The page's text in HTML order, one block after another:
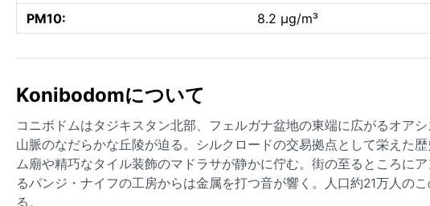
PM10:
8.2 µg/m³
Konibodomについて
コニボドムはタジキスタン北部、フェルガナ盆地の東端に広がるオア
山脈のなだらかな丘陵が迫る。シルクロードの交易拠点として栄えた
ム廟や精巧なタイル装飾のマドラサが静かに佇む。街の至るところに
るパンジ・ナイフの工房からは金属を打つ音が響く。人口約21万人の
る。